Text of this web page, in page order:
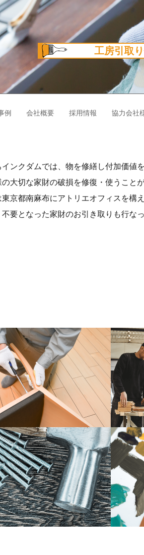
工房引取
例 会社概要 採用情報 協力会社
インクダムでは、物を修繕し付加価値
の大切な家財の破損を修復・使うこと
東京都南麻布にアトリエオフィスを構
不要となった家財のお引き取りも行な